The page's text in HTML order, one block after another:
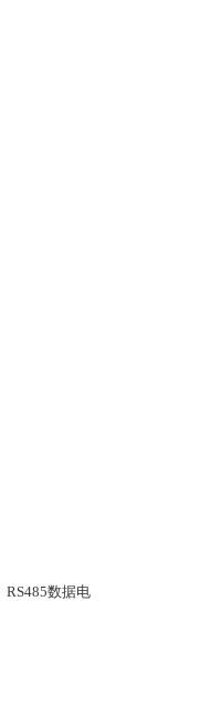
RS485数据电